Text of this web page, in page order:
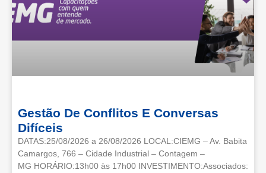
Gestão De Conflitos E Conversas
Difíceis
DATAS:25/08/2026 a 26/08/2026 LOCAL:CIEMG – Av. Babita
Camargos, 766 – Cidade Industrial – Contagem –
MG HORÁRIO:13h00 às 17h00 INVESTIMENTO:Associados: